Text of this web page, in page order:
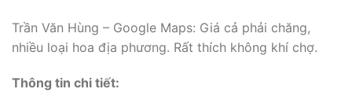
Trần Văn Hùng – Google Maps: Giá cả phải chăng,
nhiều loại hoa địa phương. Rất thích không khí chợ.
Thông tin chi tiết: